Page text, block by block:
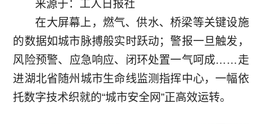
介
公
愿
案
全
监
品
中
来源于：工人日报社
在大屏幕上，燃气、供水、桥梁等关键设施
的数据如城市脉搏般实时跃动；警报一旦触发，
风险预警、应急响应、闭环处置一气呵成……走
进湖北省随州城市生命线监测指挥中心，一幅依
托数字技术织就的“城市安全网”正高效运转。